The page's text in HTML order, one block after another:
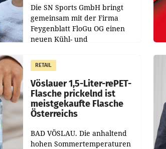
Die SN Sports GmbH bringt
gemeinsam mit der Firma
Feygenblatt FloGu OG einen
neuen Kühl- und
Markt. Das Produkt namens
„Keep Cool“ ist zu 100 Prozent
RETAIL
Vöslauer 1,5-Liter-rePET-
Flasche prickelnd ist
meistgekaufte Flasche
Österreichs
BAD VÖSLAU. Die anhaltend
hohen Sommertemperaturen